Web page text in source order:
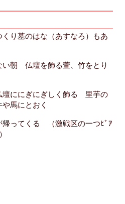
り墓のはな（あすなろ）もあ
い朝 仏壇を飾る萱、竹をとり
壇ににぎにぎしく飾る 里芋の
馬にとおく
ってくる （激戦区の一つﾋﾞｱ